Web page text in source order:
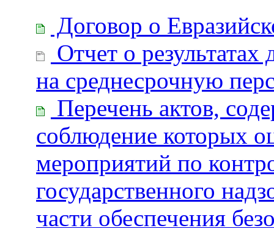
Договор о
Отчет о результатах
на среднесрочную
Перечень актов,
соблюдение которых
мероприятий по
государственного
части обеспечения